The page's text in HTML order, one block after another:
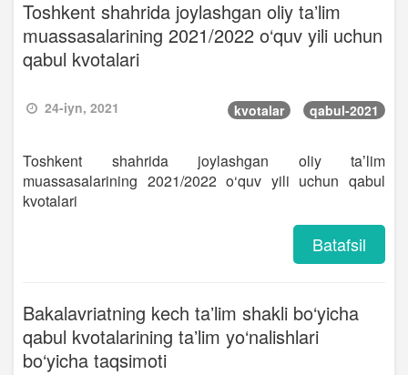
Toshkent shahrida joylashgan oliy taʼlim
muassasalarining 2021/2022 o‘quv yili uchun
qabul kvotalari
24-iyn, 2021 kvotalar qabul-2021
Toshkent shahrida joylashgan oliy taʼlim
muassasalarining 2021/2022 o‘quv yili uchun qabul
kvotalari
Batafsil
Bakalavriatning kech taʼlim shakli bo‘yicha
qabul kvotalarining taʼlim yo‘nalishlari
bo‘yicha taqsimoti